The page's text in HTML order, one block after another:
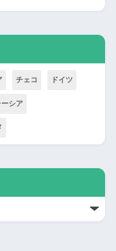
チェコ ドイツ
ーシア